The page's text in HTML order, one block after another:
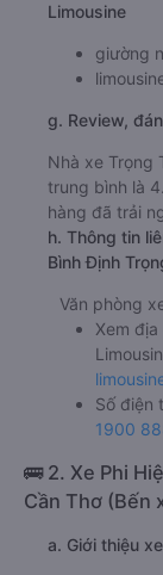
Limousine
giường
g. Review,
Nhà xe Trọng
trung bình là
hàng đã trải
h. Thông tin
Bình Định
Văn phòng
Xem
Số điện
1900
🚌 2. Xe Phi
Cần Thơ (Bến
a. Giới thiệu